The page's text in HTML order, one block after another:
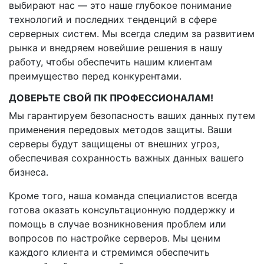
выбирают нас — это наше глубокое понимание
технологий и последних тенденций в сфере
серверных систем. Мы всегда следим за развитием
рынка и внедряем новейшие решения в нашу
работу, чтобы обеспечить нашим клиентам
преимущество перед конкурентами.
ДОВЕРЬТЕ СВОЙ ПК ПРОФЕССИОНАЛАМ!
Мы гарантируем безопасность ваших данных путем
применения передовых методов защиты. Ваши
серверы будут защищены от внешних угроз,
обеспечивая сохранность важных данных вашего
бизнеса.
Кроме того, наша команда специалистов всегда
готова оказать консультационную поддержку и
помощь в случае возникновения проблем или
вопросов по настройке серверов. Мы ценим
каждого клиента и стремимся обеспечить